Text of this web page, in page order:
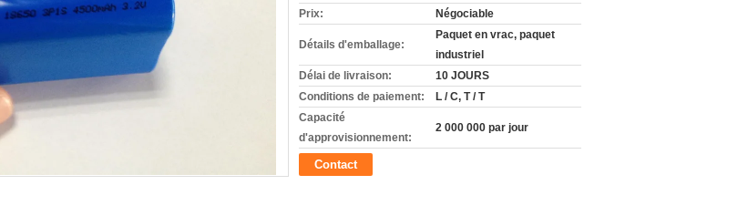
Prix: Négociable
Détails d'emballage:
Paquet en vrac, paquet
industriel
Délai de livraison:
10 JOURS
Conditions de paiement:
L / C, T / T
Capacité
d'approvisionnement:
2 000 000 par jour
Contact